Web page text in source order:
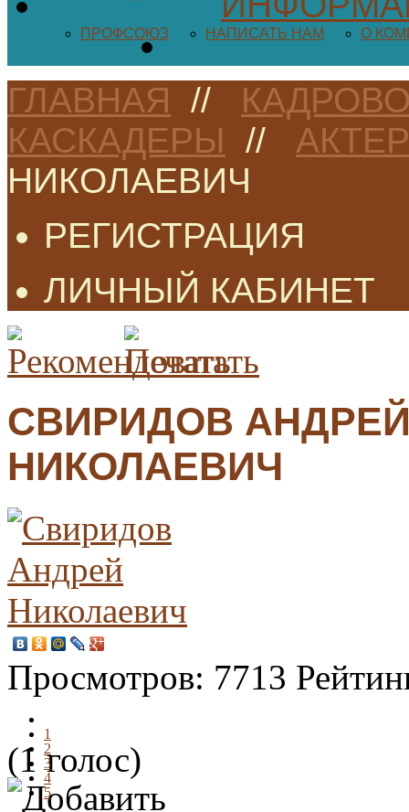
ПРОФСОЮЗ НАПИСАТЬ НАМ О
ГЛАВНАЯ //
КАСКАДЕРЫ //
НИКОЛАЕВИЧ
РЕГИСТРАЦИЯ
ЛИЧНЫЙ КАБИНЕТ
СВИРИДОВ
НИКОЛАЕВИЧ
Просмотров: 7713
1
2
3
4
5
(1 голос)